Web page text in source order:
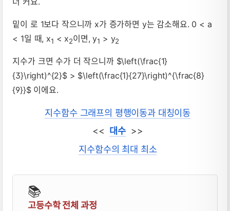
밑이 로 1보다 작으니까 x가 증가하면 y는 감소해요. 0 < a
< 1일 때, x1 < x2이면, y1 > y2
지수가 크면 수가 더 작으니까 $\left(\frac{1}
{3}\right)^{2}$ > $\left(\frac{1}{27}\right)^{\frac{8}
{9}}$ 이에요.
지수함수 그래프의 평행이동과 대칭이동
<< 대수 >>
지수함수의 최대 최소
📚
고등수학 전체 과정